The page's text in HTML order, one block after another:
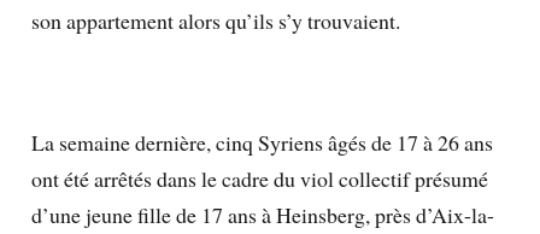
son appartement alors qu’ils s’y trouvaient.
La semaine dernière, cinq Syriens âgés de 17 à 26 ans
ont été arrêtés dans le cadre du viol collectif présumé
d’une jeune fille de 17 ans à Heinsberg, près d’Aix-la-